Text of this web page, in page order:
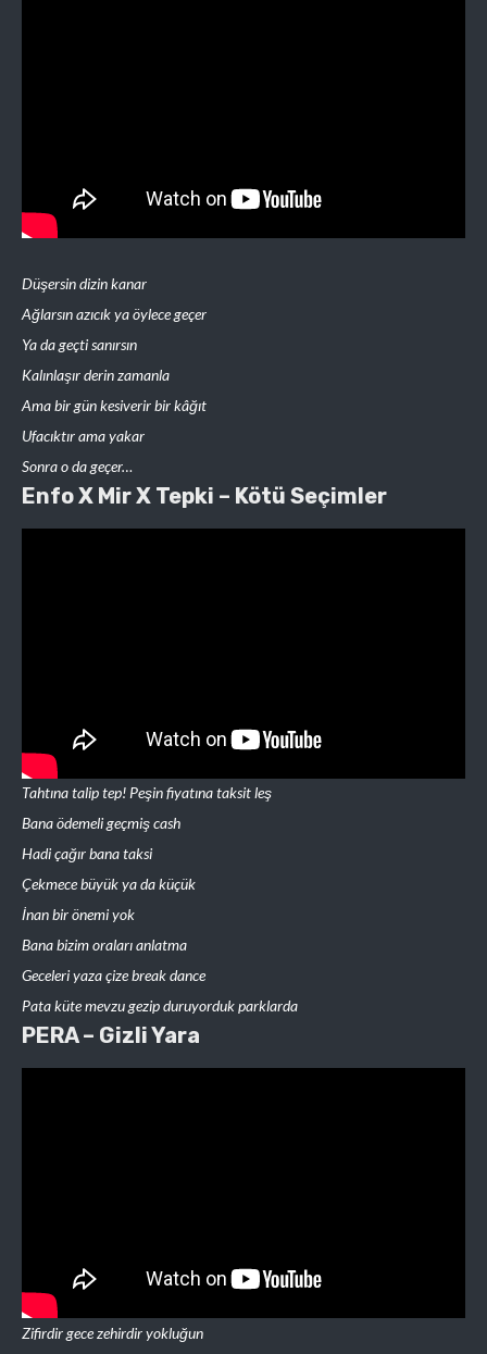
Düşersin dizin kanar
Ağlarsın azıcık ya öylece geçer
Ya da geçti sanırsın
Kalınlaşır derin zamanla
Ama bir gün kesiverir bir kâğıt
Ufacıktır ama yakar
Sonra o da geçer…
Enfo X Mir X Tepki – Kötü Seçimler
Tahtına talip tep! Peşin fiyatına taksit leş
Bana ödemeli geçmiş cash
Hadi çağır bana taksi
Çekmece büyük ya da küçük
İnan bir önemi yok
Bana bizim oraları anlatma
Geceleri yaza çize break dance
Pata küte mevzu gezip duruyorduk parklarda
PERA – Gizli Yara
Zifirdir gece zehirdir yokluğun